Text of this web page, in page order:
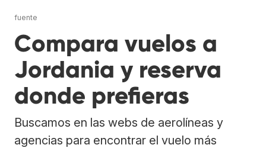
fuente
Compara vuelos a
Jordania y reserva
donde prefieras
Buscamos en las webs de aerolíneas y
agencias para encontrar el vuelo más